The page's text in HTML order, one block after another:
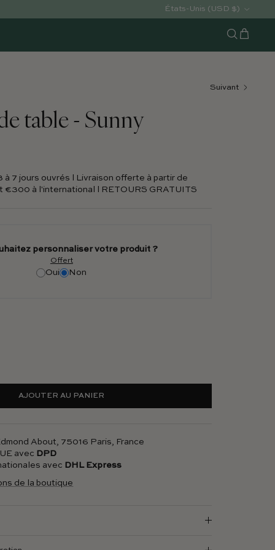
Pays/Région
États-Unis (USD $)
Recherche
Chariot
Suivant
table - Sunny
à 7 jours ouvrés l Livraison offerte à partir de
€300 à l'international l RETOURS GRATUITS
personnaliser votre produit ?
Offert
Oui Non
AJOUTER AU PANIER
About, 75016 Paris, France
avec DPD
avec DHL Express
de la boutique